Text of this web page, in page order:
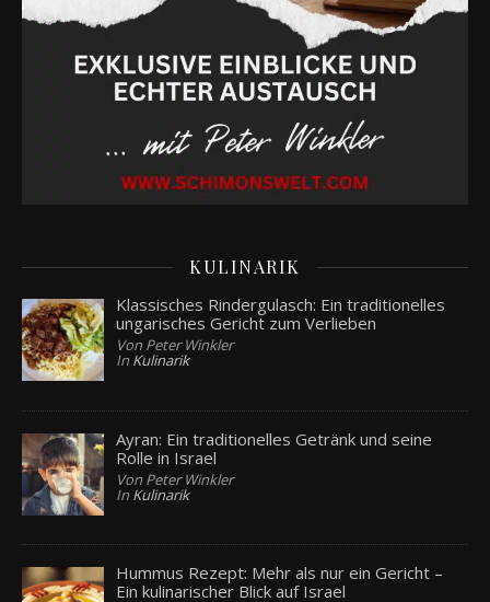
KULINARIK
Klassisches Rindergulasch: Ein traditionelles
ungarisches Gericht zum Verlieben
Von Peter Winkler
In Kulinarik
Ayran: Ein traditionelles Getränk und seine
Rolle in Israel
Von Peter Winkler
In Kulinarik
Hummus Rezept: Mehr als nur ein Gericht –
Ein kulinarischer Blick auf Israel